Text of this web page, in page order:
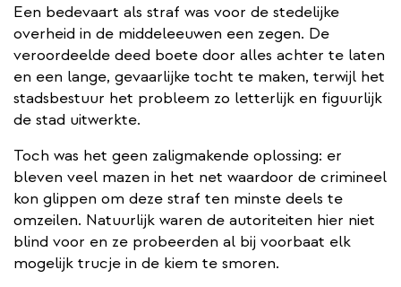
Een bedevaart als straf was voor de stedelijke
overheid in de middeleeuwen een zegen. De
veroordeelde deed boete door alles achter te laten
en een lange, gevaarlijke tocht te maken, terwijl het
stadsbestuur het probleem zo letterlijk en figuurlijk
de stad uitwerkte.
Toch was het geen zaligmakende oplossing: er
bleven veel mazen in het net waardoor de crimineel
kon glippen om deze straf ten minste deels te
omzeilen. Natuurlijk waren de autoriteiten hier niet
blind voor en ze probeerden al bij voorbaat elk
mogelijk trucje in de kiem te smoren.